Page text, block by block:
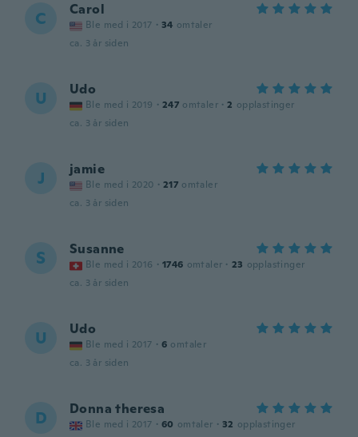
C Carol
Ble med i 2017 · 34 omtaler
ca. 3 år siden
U Udo
Ble med i 2019 · 247 omtaler · 2 opplastinger
ca. 3 år siden
J jamie
Ble med i 2020 · 217 omtaler
ca. 3 år siden
S Susanne
Ble med i 2016 · 1746 omtaler · 23 opplastinger
ca. 3 år siden
U Udo
Ble med i 2017 · 6 omtaler
ca. 3 år siden
D Donna theresa
Ble med i 2017 · 60 omtaler · 32 opplastinger